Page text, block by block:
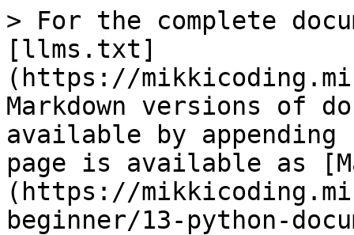
> For the complete
[llms.txt]
(https://
Markdown versions of
available by
page is available as
(https://
beginner/13-python-